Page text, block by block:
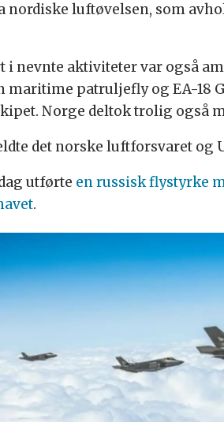
nordiske luftøvelsen, som
i nevnte aktiviteter var også
maritime patruljefly og EA-
Norge deltok trolig også
det norske luftforsvaret og
utførte en russisk flystyrke
.